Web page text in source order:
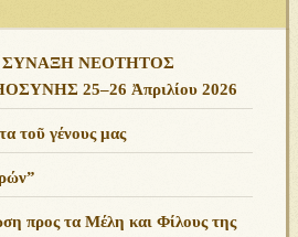
ΣΥΝΑΞΗ ΝΕΟΤΗΤΟΣ
25–26 Ἀπριλίου 2026
τοῦ γένους μας
προς τα Μέλη και Φίλους της